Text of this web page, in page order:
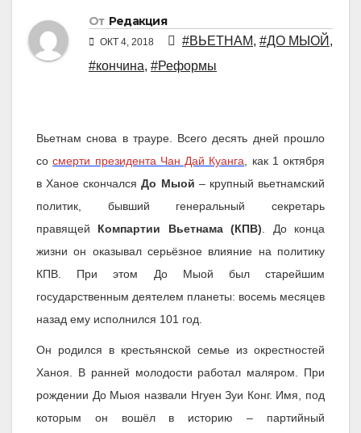
От Редакция
ОКТ 4, 2018 #ВЬЕТНАМ, #ДО МЫОЙ ,
#кончина, #Реформы
Вьетнам снова в трауре. Всего десять дней прошло
сосмерти президента Чан Дай Куанга , как 1 октября
в Ханое скончалсяДо Мыой – крупный вьетнамский
политик, бывший генеральный секретарь
правящей Компартии Вьетнама (КПВ) . До конца
жизни он оказывал серьёзное влияние на политику
КПВ. При этом До Мыой был старейшим
государственным деятелем планеты: восемь месяцев
назад ему исполнился 101 год.
Он родился в крестьянской семье из окрестностей
Ханоя. В ранней молодости работал маляром. При
рождении До Мыоя назвали Нгуен Зуи Конг. Имя, под
которым он вошёл в историю – партийный